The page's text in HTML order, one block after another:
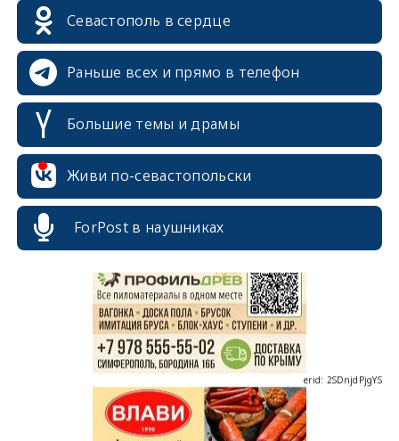
Севастополь в сердце
Раньше всех и прямо в телефон
Большие темы и драмы
Живи по-севастопольски
ForPost в наушниках
erid: 2SDnjdPjgYS
erid: 2SDnjdvhGXG